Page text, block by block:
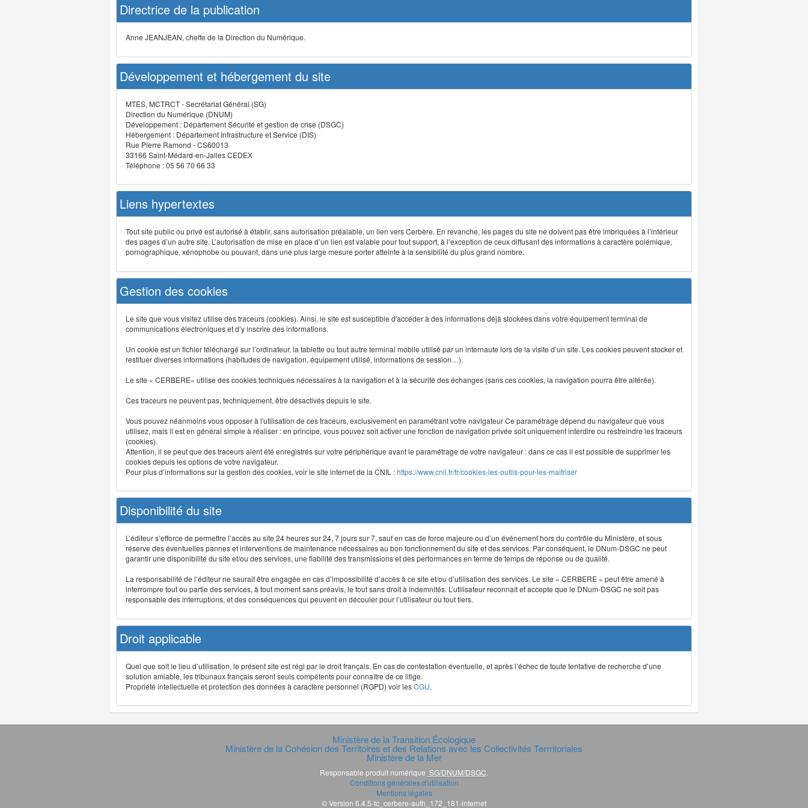
Directrice de la publication
Anne JEANJEAN, cheffe de la Direction du Numérique.
Développement et hébergement du site
MTES, MCTRCT - Secrétariat Général (SG)
Direction du Numérique (DNUM)
Développement : Département Sécurité et gestion de crise (DSGC)
Hébergement : Département Infrastructure et Service (DIS)
Rue Pierre Ramond - CS60013
33166 Saint-Médard-en-Jalles CEDEX
Téléphone : 05 56 70 66 33
Liens hypertextes
Tout site public ou privé est autorisé à établir, sans autorisation préalable, un lien vers Cerbère. En revanche, les pages du site ne doivent pas être imbriquées à l’intérieur
des pages d’un autre site. L’autorisation de mise en place d’un lien est valable pour tout support, à l’exception de ceux diffusant des informations à caractère polémique,
pornographique, xénophobe ou pouvant, dans une plus large mesure porter atteinte à la sensibilité du plus grand nombre.
Gestion des cookies
Le site que vous visitez utilise des traceurs (cookies). Ainsi, le site est susceptible d'accéder à des informations déjà stockées dans votre équipement terminal de
communications électroniques et d’y inscrire des informations.
Un cookie est un fichier téléchargé sur l’ordinateur, la tablette ou tout autre terminal mobile utilisé par un internaute lors de la visite d’un site. Les cookies peuvent stocker et
restituer diverses informations (habitudes de navigation, équipement utilisé, informations de session…).
Le site « CERBERE» utilise des cookies techniques nécessaires à la navigation et à la sécurité des échanges (sans ces cookies, la navigation pourra être altérée).
Ces traceurs ne peuvent pas, techniquement, être désactivés depuis le site.
Vous pouvez néanmoins vous opposer à l'utilisation de ces traceurs, exclusivement en paramétrant votre navigateur Ce paramétrage dépend du navigateur que vous
utilisez, mais il est en général simple à réaliser : en principe, vous pouvez soit activer une fonction de navigation privée soit uniquement interdire ou restreindre les traceurs
(cookies).
Attention, il se peut que des traceurs aient été enregistrés sur votre périphérique avant le paramétrage de votre navigateur : dans ce cas il est possible de supprimer les
cookies depuis les options de votre navigateur.
Pour plus d’informations sur la gestion des cookies, voir le site internet de la CNIL :https://www.cnil.fr/fr/cookies-les-outils-pour-les-maitriser
Disponibilité du site
L’éditeur s’efforce de permettre l’accès au site 24 heures sur 24, 7 jours sur 7, sauf en cas de force majeure ou d’un événement hors du contrôle du Ministère, et sous
réserve des éventuelles pannes et interventions de maintenance nécessaires au bon fonctionnement du site et des services. Par conséquent, le DNum-DSGC ne peut
garantir une disponibilité du site et/ou des services, une fiabilité des transmissions et des performances en terme de temps de réponse ou de qualité.
La responsabilité de l’éditeur ne saurait être engagée en cas d’impossibilité d’accès à ce site et/ou d’utilisation des services. Le site « CERBERE » peut être amené à
interrompre tout ou partie des services, à tout moment sans préavis, le tout sans droit à indemnités. L’utilisateur reconnaît et accepte que le DNum-DSGC ne soit pas
responsable des interruptions, et des conséquences qui peuvent en découler pour l’utilisateur ou tout tiers.
Droit applicable
Quel que soit le lieu d’utilisation, le présent site est régi par le droit français. En cas de contestation éventuelle, et après l’échec de toute tentative de recherche d’une
solution amiable, les tribunaux français seront seuls compétents pour connaître de ce litige.
Propriété intellectuelle et protection des données à caractère personnel (RGPD) voir lesCGU.
Ministère de la Transition Écologique
Ministère de la Cohésion des Territoires et des Relations avec les Collectivités Terrritoriales
Ministère de la Mer
Responsable produit numérique SG/DNUM/DSGC
Conditions générales d'utilisation
Mentions légales
© Version 6.4.5-tc_cerbere-auth_172_181-internet